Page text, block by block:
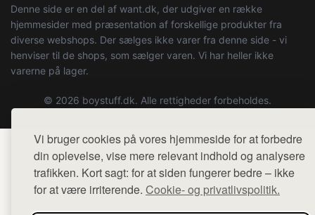
Vi bruger cookies på vores hjemmeside for at forbedre
din oplevelse, vise mere relevant indhold og analysere
trafikken. Kort sagt: for at siden fungerer bedre – ikke
for at være irriterende. Cookie- og privatlivspolitik.
Denne side er en del af want.dk, der udgiver en række
hjemmesider med præsentation af forskellige produkter fra
diverse webshops. Der sælges ikke varer fra denne side - vi
henviser til de shops, som sælger varen. Vi har heller ikke
varerne på lager.
© 2026 boystuff.dk. Alle rettigheder forbeholdes.